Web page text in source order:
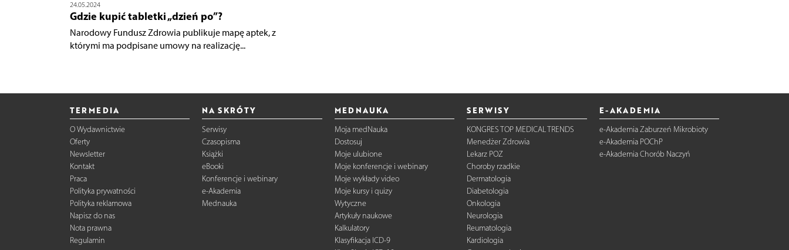
24.05.2024
Gdzie kupić tabletki „dzień po”?
Narodowy Fundusz Zdrowia publikuje mapę aptek, z
którymi ma podpisane umowy na realizację...
TERMEDIA
O Wydawnictwie
Oferty
Newsletter
Kontakt
Praca
Polityka prywatności
Polityka reklamowa
Napisz do nas
Nota prawna
Regulamin
NA SKRÓTY
Serwisy
Czasopisma
Książki
eBooki
Konferencje i webinary
e-Akademia
Mednauka
MEDNAUKA
Moja medNauka
Dostosuj
Moje ulubione
Moje konferencje i webinary
Moje wykłady video
Moje kursy i quizy
Wytyczne
Artykuły naukowe
Kalkulatory
Klasyfikacja ICD-9
SERWISY
KONGRES TOP MEDICAL TRENDS
Menedżer Zdrowia
Lekarz POZ
Choroby rzadkie
Dermatologia
Diabetologia
Onkologia
Neurologia
Reumatologia
Kardiologia
E-AKADEMIA
e-Akademia Zaburzeń Mikrobioty
e-Akademia POChP
e-Akademia Chorób Naczyń